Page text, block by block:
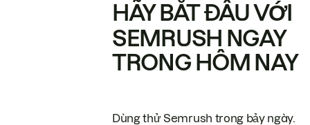
HÃY BẮT ĐẦU VỚI
SEMRUSH NGAY
TRONG HÔM NAY
Dùng thử Semrush trong bảy ngày.